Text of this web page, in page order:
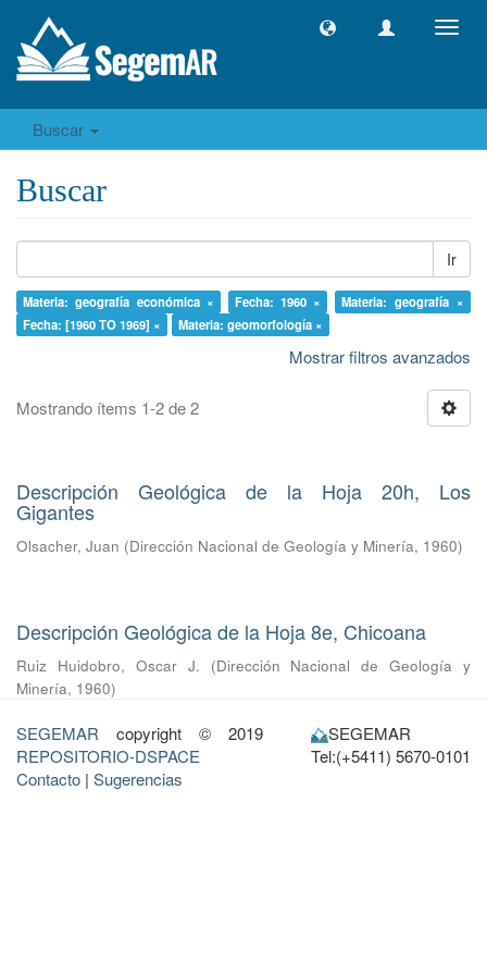
Buscar
Buscar
Ir
Materia: geografía económica × Fecha: 1960 ×
Materia: geografía ×
Fecha: [1960 TO 1969] ×
Materia: geomorfología ×
Mostrar filtros avanzados
Mostrando ítems 1-2 de 2
Descripción Geológica de la Hoja 20h, Los
Gigantes
Olsacher, Juan (Dirección Nacional de Geología y Minería, 1960)
Descripción Geológica de la Hoja 8e, Chicoana
Ruiz Huidobro, Oscar J. (Dirección Nacional de Geología y
Minería, 1960)
SEGEMAR copyright © 2019
REPOSITORIO-DSPACE
Contacto | Sugerencias
SEGEMAR
Tel:(+5411) 5670-0101